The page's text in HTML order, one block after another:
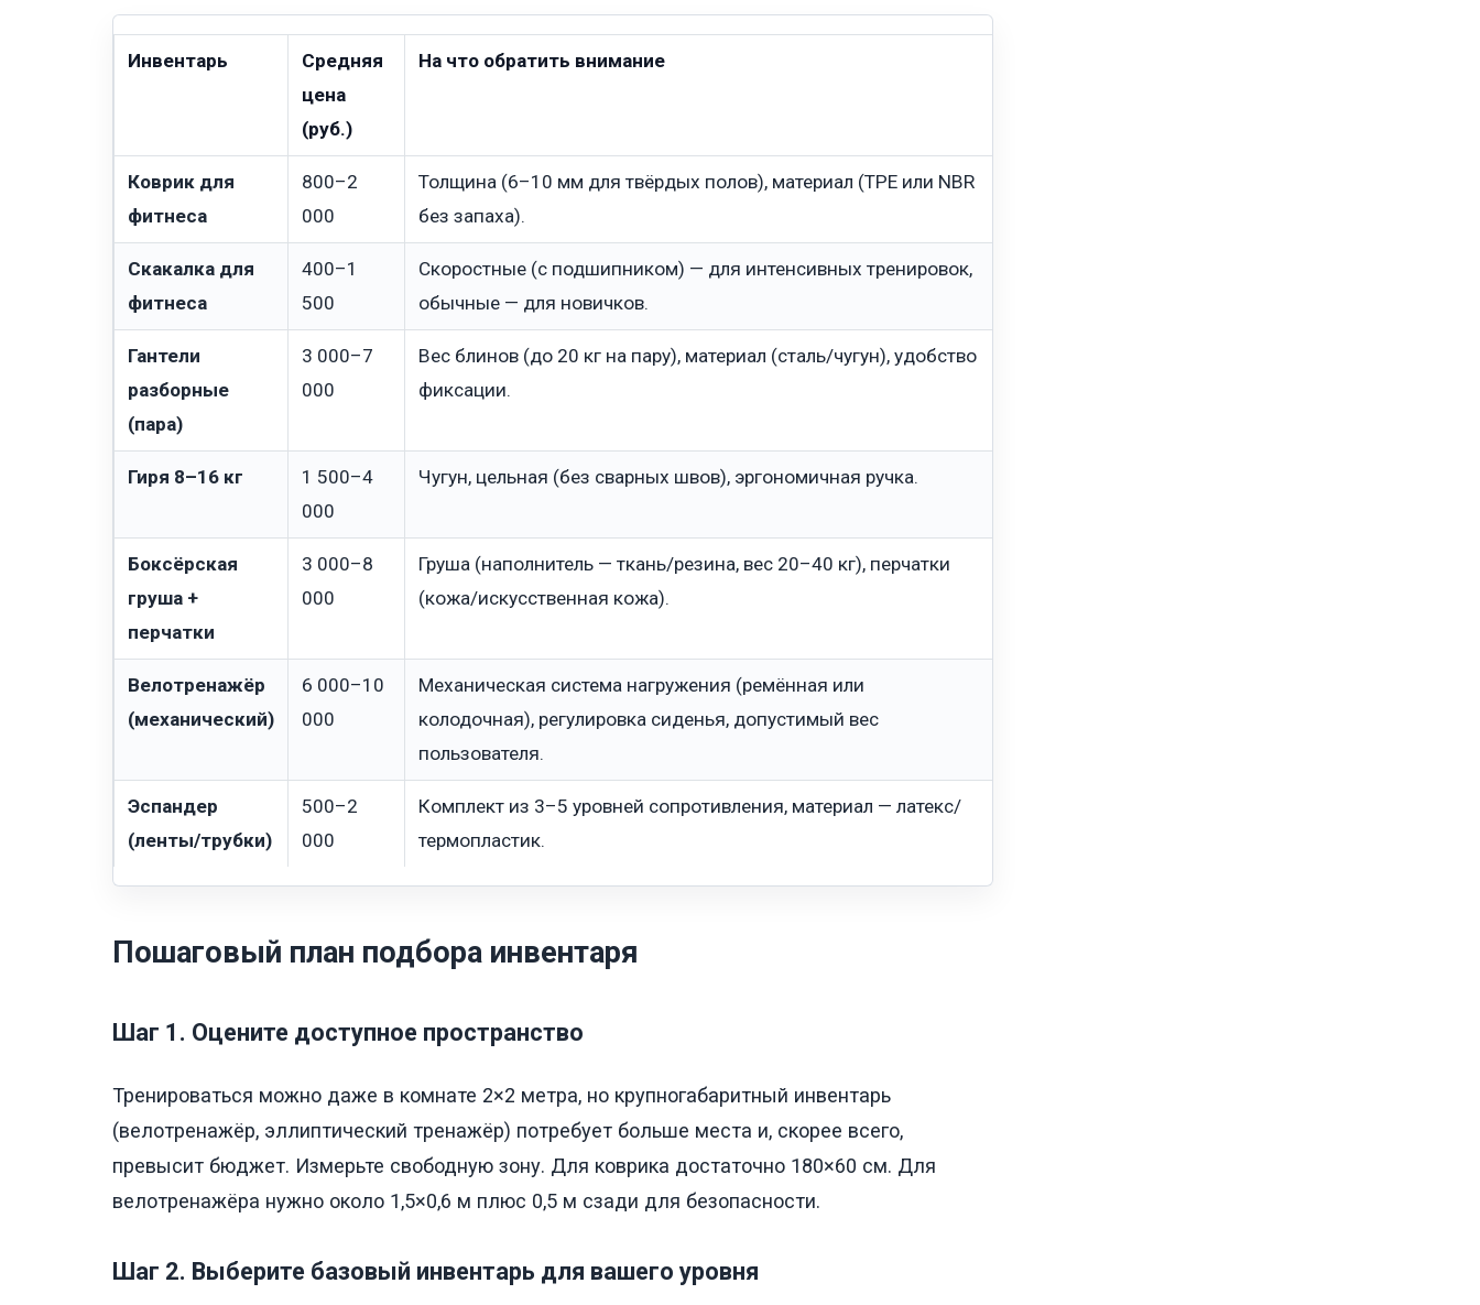
Инвентарь
Средняя
цена
(руб.)
На что обратить внимание
Коврик для
фитнеса
800–2
000
Толщина (6–10 мм для твёрдых полов), материал (TPE или NBR
без запаха).
Скакалка для
фитнеса
400–1
500
Скоростные (с подшипником) — для интенсивных тренировок,
обычные — для новичков.
Гантели
разборные
(пара)
3 000–7
000
Вес блинов (до 20 кг на пару), материал (сталь/чугун), удобство
фиксации.
Гиря 8–16 кг
1 500–4
000
Чугун, цельная (без сварных швов), эргономичная ручка.
Боксёрская
груша +
перчатки
3 000–8
000
Груша (наполнитель — ткань/резина, вес 20–40 кг), перчатки
(кожа/искусственная кожа).
Велотренажёр
(механический)
6 000–10
000
Механическая система нагружения (ремённая или
колодочная), регулировка сиденья, допустимый вес
пользователя.
Эспандер
(ленты/трубки)
500–2
000
Комплект из 3–5 уровней сопротивления, материал — латекс/
термопластик.
Пошаговый план подбора инвентаря
Шаг 1. Оцените доступное пространство
Тренироваться можно даже в комнате 2×2 метра, но крупногабаритный инвентарь
(велотренажёр, эллиптический тренажёр) потребует больше места и, скорее всего,
превысит бюджет. Измерьте свободную зону. Для коврика достаточно 180×60 см. Для
велотренажёра нужно около 1,5×0,6 м плюс 0,5 м сзади для безопасности.
Шаг 2. Выберите базовый инвентарь для вашего уровня